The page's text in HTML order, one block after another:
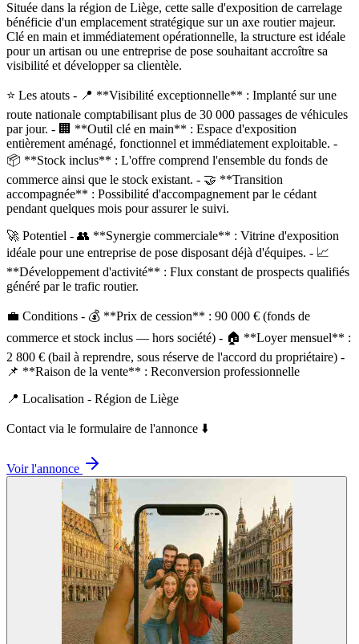
Située dans la région de Liège, cette salle d'exposition de carrelage
bénéficie d'un emplacement stratégique sur un axe routier majeur.
Clé en main et immédiatement opérationnelle, la structure est idéale
pour un artisan ou une entreprise de pose souhaitant accroître sa
visibilité et développer sa clientèle.
⭐ Les atouts - 📍 **Visibilité exceptionnelle** : Implanté sur une
route nationale comptabilisant plus de 30 000 passages de véhicules
par jour. - 🏢 **Outil clé en main** : Espace d'exposition
entièrement aménagé, fonctionnel et immédiatement exploitable. -
📦 **Stock inclus** : L'offre comprend l'ensemble du fonds de
commerce ainsi que le stock existant. - 🤝 **Transition
accompagnée** : Possibilité d'accompagnement par le cédant
pendant quelques mois pour assurer le suivi.
🚀 Potentiel - 👥 **Synergie commerciale** : Vitrine d'exposition
idéale pour une entreprise de pose disposant déjà d'équipes. - 📈
**Développement d'activité** : Flux constant de prospects qualifiés
généré par le trafic routier.
💼 Conditions - 💰 **Prix de cession** : 90 000 € (fonds de
commerce et stock inclus — hors société) - 🏠 **Loyer mensuel** :
2 800 € (bail à reprendre, sous réserve de l'accord du propriétaire) -
📌 **Raison de la vente** : Reconversion professionnelle
📍 Localisation - Région de Liège
Contact via le formulaire de l'annonce ⬇️
Voir l'annonce